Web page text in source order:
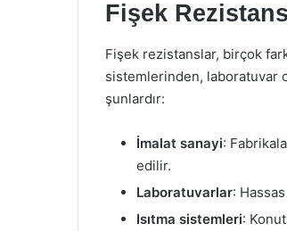
Fişek
Fişek rezistanslar, birçok
sistemlerinden, laboratuvar
şunlardır:
İmalat sanayi:
edilir.
Laboratuvarlar:
Isıtma sistemleri: